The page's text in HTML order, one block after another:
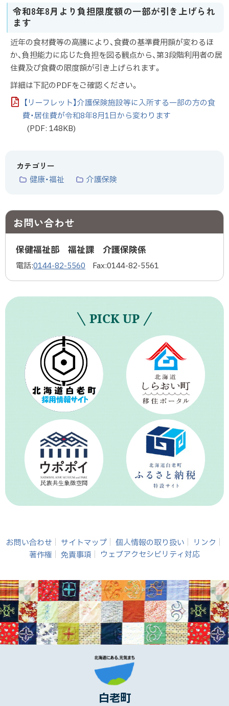
令和8年8月より負担限度額の一部が引き上げられ
ます
近年の食材費等の高騰により、食費の基準費用額が変わるほ
か、負担能力に応じた負担を図る観点から、第3段階利用者の居
住費及び食費の限度額が引き上げられます。
詳細は下記のPDFをご確認ください。
【リーフレット】介護保険施設等に入所する一部の方の食
費・居住費が令和8年8月1日から変わります
(PDF: 148KB)
カテゴリー
健康・福祉 介護保険
お問い合わせ
保健福祉部 福祉課 介護保険係
電話:0144-82-5560 Fax:0144-82-5561
PICK UP
お問い合わせ サイトマップ 個人情報の取り扱い
リンク
著作権
免責事項 ウェブアクセシビリティ対応
白老町